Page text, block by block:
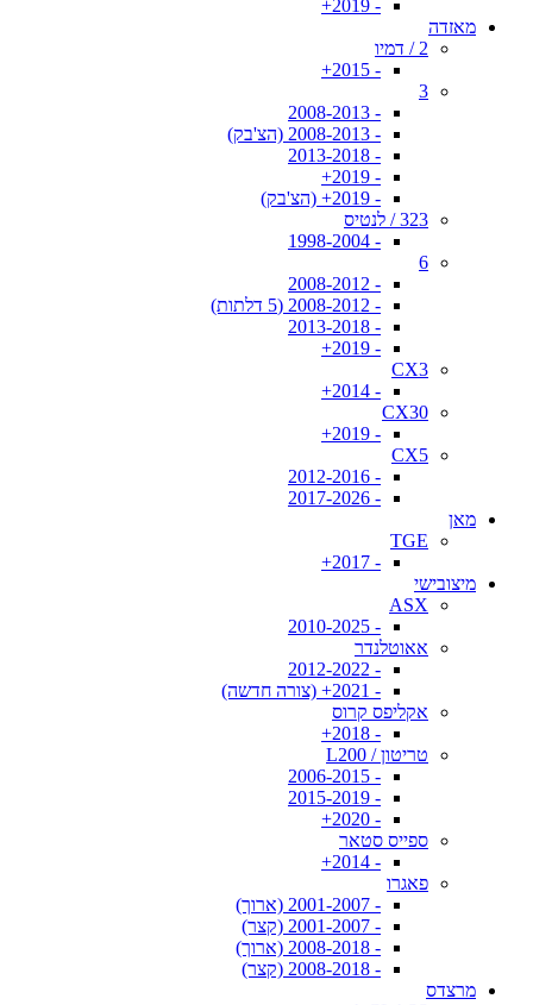
- 2019+
מאזדה
2 / דמיו
- 2015+
3
- 2008-2013
- 2008-2013 (הצ'בק)
- 2013-2018
- 2019+
- 2019+ (הצ'בק)
323 / לנטיס
- 1998-2004
6
- 2008-2012
- 2008-2012 (5 דלתות)
- 2013-2018
- 2019+
CX3
- 2014+
CX30
- 2019+
CX5
- 2012-2016
- 2017-2026
מאן
TGE
- 2017+
מיצובישי
ASX
- 2010-2025
אאוטלנדר
- 2012-2022
- 2021+ (צורה חדשה)
אקליפס קרוס
- 2018+
טריטון / L200
- 2006-2015
- 2015-2019
- 2020+
ספייס סטאר
- 2014+
פאגרו
- 2001-2007 (ארוך)
- 2001-2007 (קצר)
- 2008-2018 (ארוך)
- 2008-2018 (קצר)
מרצדס